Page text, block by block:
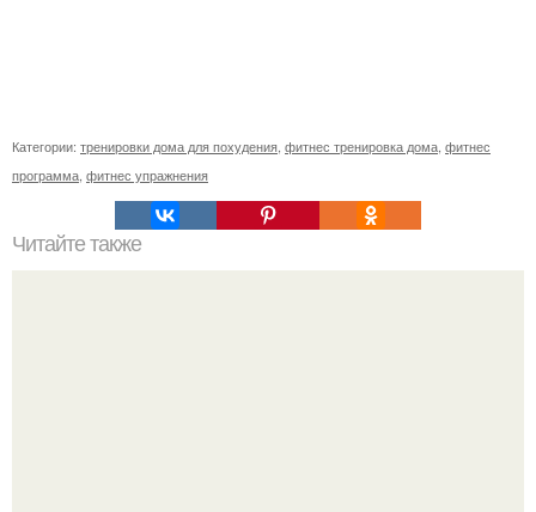
Категории: тренировки дома для похудения фитнес тренировка дома фитнес
программа фитнес упражнения
Читайте также